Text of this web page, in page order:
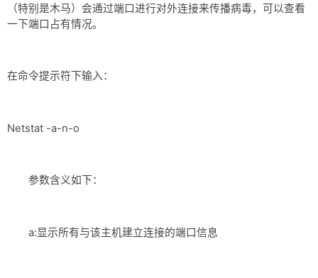
（特别是木马）会通过端口进行对外连接来传播病毒，可以查看
一下端口占有情况。
在命令提示符下输入：
Netstat -a-n-o
参数含义如下：
a:显示所有与该主机建立连接的端口信息